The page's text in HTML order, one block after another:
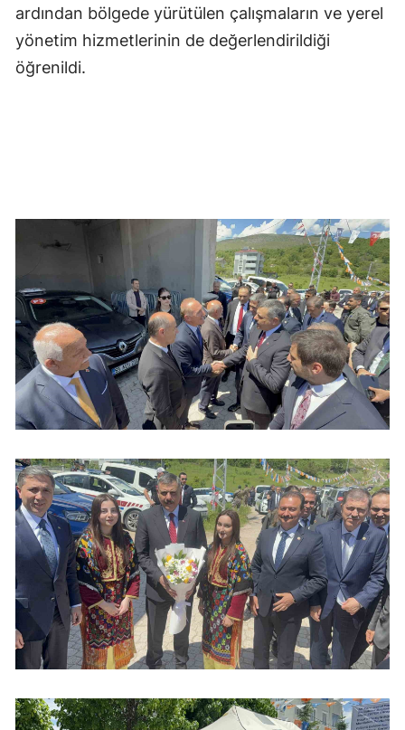
ardından bölgede yürütülen çalışmaların ve yerel
yönetim hizmetlerinin de değerlendirildiği
öğrenildi.